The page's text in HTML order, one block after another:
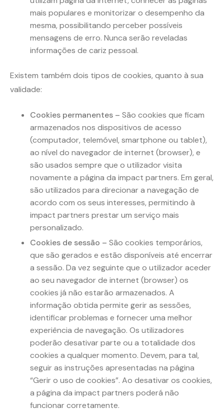
mais populares e monitorizar o desempenho da
mesma, possibilitando perceber possíveis
mensagens de erro. Nunca serão reveladas
informações de cariz pessoal.
Existem também dois tipos de cookies, quanto à sua
validade:
Cookies permanentes – São cookies que ficam
armazenados nos dispositivos de acesso
(computador, telemóvel, smartphone ou tablet),
ao nível do navegador de internet (browser), e
são usados sempre que o utilizador visita
novamente a página da impact partners. Em geral,
são utilizados para direcionar a navegação de
acordo com os seus interesses, permitindo à
impact partners prestar um serviço mais
personalizado.
Cookies de sessão – São cookies temporários,
que são gerados e estão disponíveis até encerrar
a sessão. Da vez seguinte que o utilizador aceder
ao seu navegador de internet (browser) os
cookies já não estarão armazenados. A
informação obtida permite gerir as sessões,
identificar problemas e fornecer uma melhor
experiência de navegação. Os utilizadores
poderão desativar parte ou a totalidade dos
cookies a qualquer momento. Devem, para tal,
seguir as instruções apresentadas na página
“Gerir o uso de cookies”. Ao desativar os cookies,
a página da impact partners poderá não
funcionar corretamente.